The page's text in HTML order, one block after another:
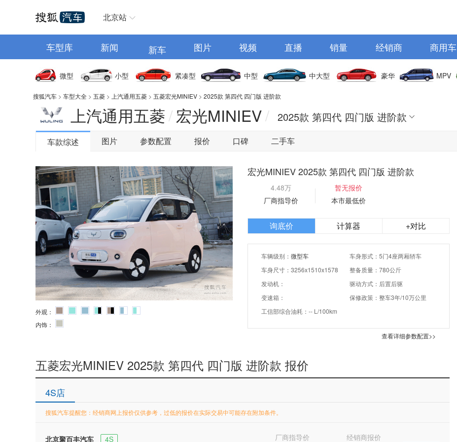
北京站
车型库 新闻 新车 图片 视频 直播 销量 经销商 商用车
微型 小型 紧凑型 中型 中大型 豪华 MPV
搜狐汽车 > 车型大全 > 五菱 > 上汽通用五菱 > 五菱宏光MINIEV > 2025款 第四代 四门版 进阶款
上汽通用五菱/ 宏光MINIEV/ 2025款 第四代 四门版 进阶款
车款综述 图片 参数配置 报价 口碑 二手车
外观：
内饰：
宏光MINIEV 2025款 第四代 四门版 进阶款
4.48万
厂商指导价
暂无报价
本市最低价
询底价 计算器 +对比
车辆级别： 微型车
车身形式：5门4座两厢轿车
车身尺寸：3256x1510x1578
整备质量：780公斤
发动机：
驱动方式：后置后驱
变速箱：
保修政策：整车3年/10万公里
工信部综合油耗：-- L/100km
查看详细参数配置>>
五菱宏光MINIEV 2025款 第四代 四门版 进阶款 报价
4S店
搜狐汽车提醒您：经销商网上报价仅供参考，过低的报价在实际交易中可能存在附加条件。
北京聚百丰汽车 4S
厂商指导价
经销商报价